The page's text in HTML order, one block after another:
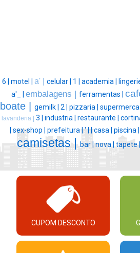
6 | motel | a' | celular | 1 | academia |
a'_ | embalagens | ferramentas |
boate | gemilk | 2 | pizzaria |
lavanderia | 3 | industria | restaurante |
sex-shop | prefeitura |' ||casa | piscina |
camisetas | bar |nova | tapete |
CUPOM DESCONTO